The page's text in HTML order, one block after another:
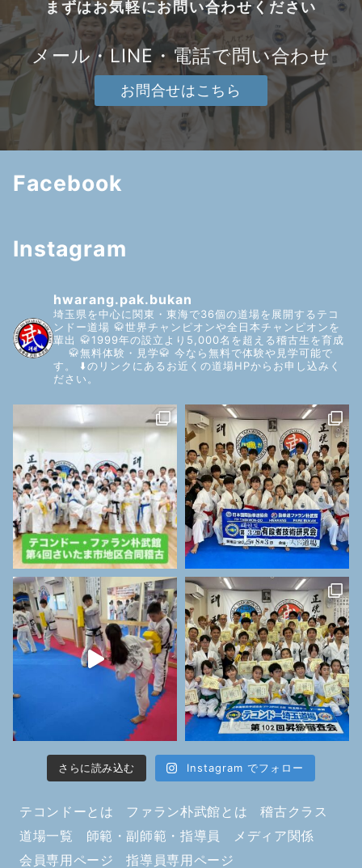
まずはお気軽にお問い合わせください
メール・LINE・電話で問い合わせ
お問合せはこちら
Facebook
Instagram
hwarang.pak.bukan
埼玉県を中心に関東・東海で36個の道場を展開するテコ
ンドー道場 🥋世界チャンピオンや全日本チャンピオンを
輩出 🥋1999年の設立より5,000名を超える稽古生を育成
🥋無料体験・見学🥋 今なら無料で体験や見学可能で
す。
⬇️のリンクにあるお近くの道場HPからお申し込みく
ださい。
さらに読み込む Instagram でフォロー
テコンドーとは ファラン朴武館とは
稽古クラス
道場一覧
師範・副師範・指導員
メディア関係
会員専用ページ
指導員専用ページ